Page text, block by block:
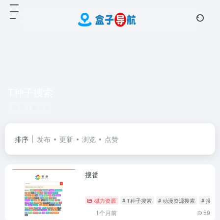
排序 发布 更新 浏览 点赞
搜番
磁力资源 # T种子搜索 # 动漫资源搜索 # 搜番
1个月前 59